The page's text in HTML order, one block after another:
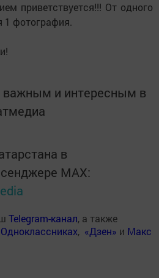
приветствуется!!! От одного
1 фотография.
и интересным в
в
MАХ:
Telegram-канал, а также
Одноклассниках, «Дзен» и Макс